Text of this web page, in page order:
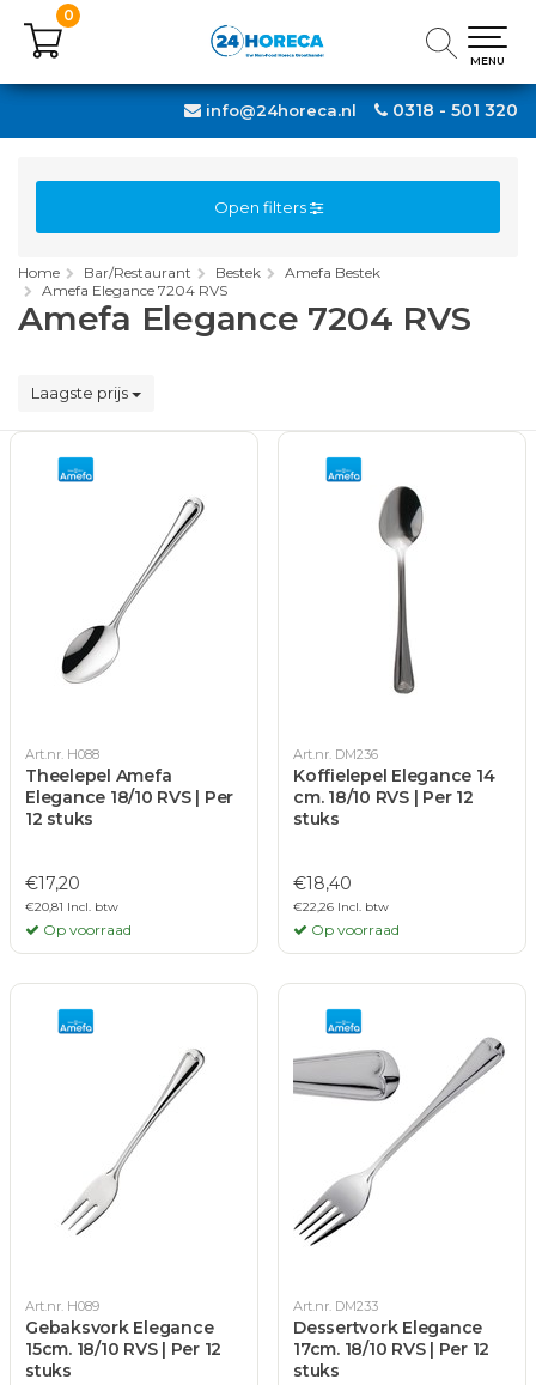
0318 - 501 320
info@24horeca.nl
0
MENU
0
MENU
Open filters
Home Bar/Restaurant Bestek
Amefa Bestek
Amefa Elegance 7204 RVS
Amefa Elegance 7204 RVS
Laagste prijs
Art.nr. H088
Theelepel Amefa
Elegance 18/10 RVS | Per
12 stuks
€17,20
€20,81 Incl. btw
Op voorraad
Art.nr. DM236
Koffielepel Elegance 14
cm. 18/10 RVS | Per 12
stuks
€18,40
€22,26 Incl. btw
Op voorraad
Art.nr. H089
Gebaksvork Elegance
15cm. 18/10 RVS | Per 12
stuks
Art.nr. DM233
Dessertvork Elegance
17cm. 18/10 RVS | Per 12
stuks